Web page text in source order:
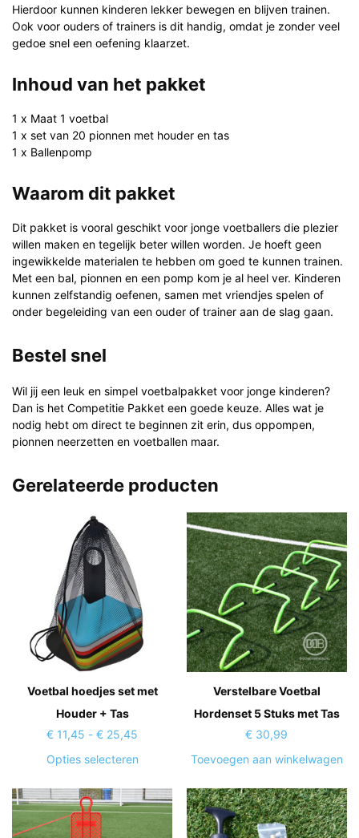
Hierdoor kunnen kinderen lekker bewegen en blijven trainen.
Ook voor ouders of trainers is dit handig, omdat je zonder veel
gedoe snel een oefening klaarzet.
Inhoud van het pakket
1 x Maat 1 voetbal
1 x set van 20 pionnen met houder en tas
1 x Ballenpomp
Waarom dit pakket
Dit pakket is vooral geschikt voor jonge voetballers die plezier
willen maken en tegelijk beter willen worden. Je hoeft geen
ingewikkelde materialen te hebben om goed te kunnen trainen.
Met een bal, pionnen en een pomp kom je al heel ver. Kinderen
kunnen zelfstandig oefenen, samen met vriendjes spelen of
onder begeleiding van een ouder of trainer aan de slag gaan.
Bestel snel
Wil jij een leuk en simpel voetbalpakket voor jonge kinderen?
Dan is het Competitie Pakket een goede keuze. Alles wat je
nodig hebt om direct te beginnen zit erin, dus oppompen,
pionnen neerzetten en voetballen maar.
Gerelateerde producten
Voetbal hoedjes set met
Houder + Tas
€ 11,45 - € 25,45
€ 25,45
Opties selecterenDit
heeft
meerdere
Verstelbare Voetbal
Hordenset 5 Stuks met Tas
€ 30,99
Toevoegen aan winkelwagen